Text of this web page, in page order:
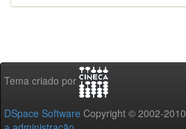
Tema criado por
DSpace Software Copyright © 2002-2010